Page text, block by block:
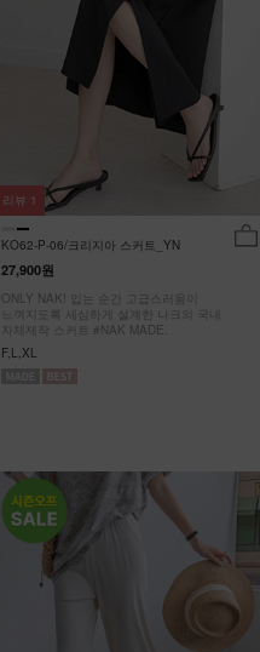
KO62-P-06/크리지아 스커트_YN
27,900원
ONLY NAK! 입는 순간 고급스러움이
느껴지도록 세심하게 설계한 나크의 국내
자체제작 스커트 #NAK MADE.
F,L,XL
리뷰 1